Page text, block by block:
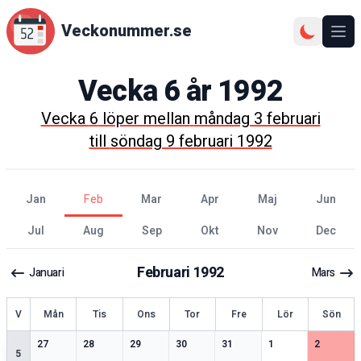
Veckonummer.se
Vecka6år 1992
Vecka6löper mellanmåndag 3 februari
tillsöndag 9 februari 1992
jan feb mar apr maj
jun
jul
aug sep okt nov dec
Januari Februari 1992 Mars
Vecka Mån Tis Ons Tor Fre Lör Sön
5
27
2speciella datum
28
3speciella datum
29
1speciella datum
30
2speciella datum
31
2speciella datum
12 speciella datum
2
0